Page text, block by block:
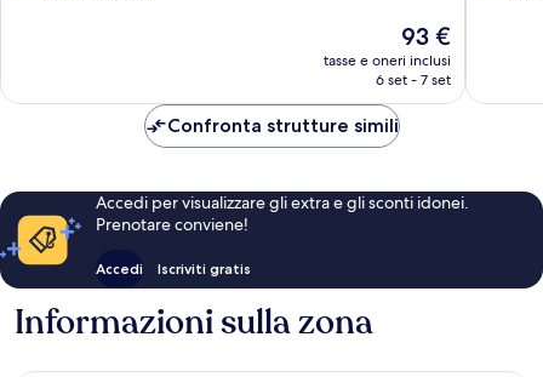
Il
prezzo
attuale
93 €
tasse e oneri inclusi
6 set - 7 set
Confronta strutture simili
Accedi per visualizzare gli extra e gli sconti idonei.
Prenotare conviene!
Accedi Iscriviti gratis
Informazioni sulla zona